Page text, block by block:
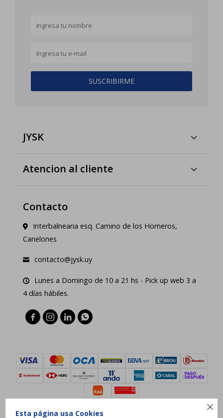

Esta página usa Cookies
SUSCRIBIRME
JYSK
Atencion al cliente
Contacto
Interbalnearia esq. Camino de los Horneros,
Canelones
contacto@jysk.uy
Lunes a Domingo de 10 a 21 hs - Pick up web 3 a
4 días hábiles.
   